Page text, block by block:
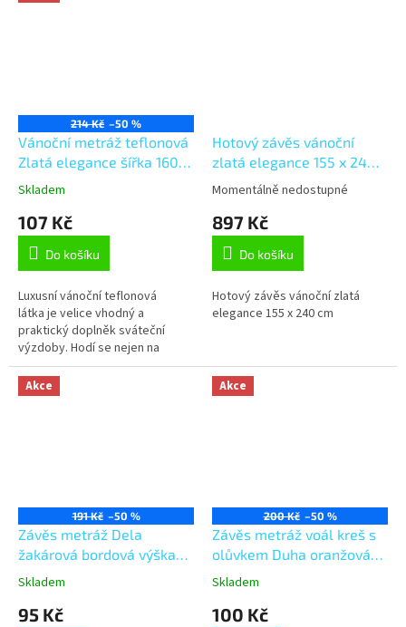
motiv.
214 Kč –50 %
Vánoční metráž teflonová
Zlatá elegance šířka 160
cm
Skladem
107 Kč
Do košíku
Luxusní vánoční teflonová
látka je velice vhodný a
praktický doplněk sváteční
výzdoby. Hodí se nejen na
výrobu ubrusů, ale i závěsů,
sedáků, polštářků a jiných
dekorací....
Hotový závěs vánoční
zlatá elegance 155 x 240
Momentálně nedostupné
897 Kč
Do košíku
Hotový závěs vánoční zlatá
elegance 155 x 240 cm
Akce
191 Kč –50 %
Závěs metráž Dela
žakárová bordová výška
160 cm
Skladem
95 Kč
Akce
200 Kč –50 %
Závěs metráž voál kreš s
olůvkem Duha oranžová
výška 280 cm
Skladem
100 Kč